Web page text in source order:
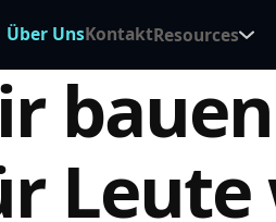
Über UnsKontaktResources
Leute